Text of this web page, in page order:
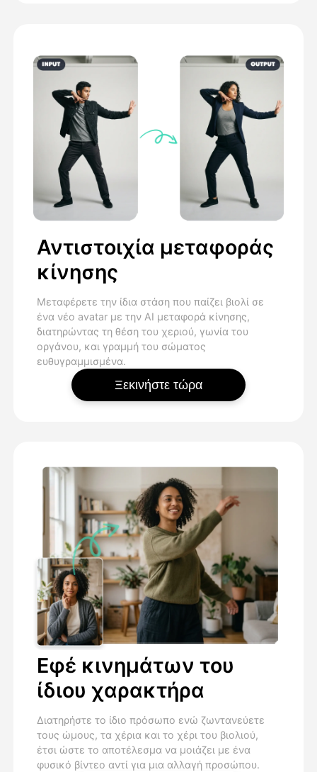
Αντιστοιχία μεταφοράς
κίνησης
Μεταφέρετε την ίδια στάση που παίζει βιολί σε
ένα νέο avatar με την AI μεταφορά κίνησης,
διατηρώντας τη θέση του χεριού, γωνία του
οργάνου, και γραμμή του σώματος
ευθυγραμμισμένα.
Ξεκινήστε τώρα
Εφέ κινημάτων του
ίδιου χαρακτήρα
Διατηρήστε το ίδιο πρόσωπο ενώ ζωντανεύετε
τους ώμους, τα χέρια και το χέρι του βιολιού,
έτσι ώστε το αποτέλεσμα να μοιάζει με ένα
φυσικό βίντεο αντί για μια αλλαγή προσώπου.